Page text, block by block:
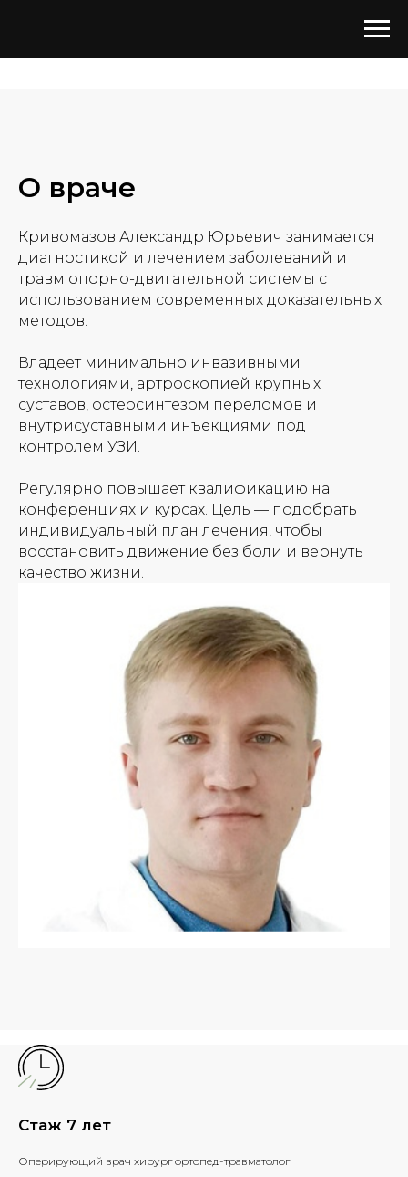
О враче
Кривомазов Александр Юрьевич занимается
диагностикой и лечением заболеваний и
травм опорно-двигательной системы с
использованием современных доказательных
методов.
Владеет минимально инвазивными
технологиями, артроскопией крупных
суставов, остеосинтезом переломов и
внутрисуставными инъекциями под
контролем УЗИ.
Регулярно повышает квалификацию на
конференциях и курсах. Цель — подобрать
индивидуальный план лечения, чтобы
восстановить движение без боли и вернуть
качество жизни.
Стаж 7 лет
Оперирующий врач хирург ортопед-травматолог